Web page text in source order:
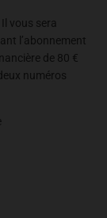
vous sera
l’abonnement
de 80 €
numéros